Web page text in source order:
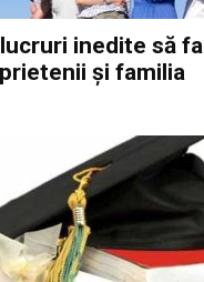
inedite să
și familia